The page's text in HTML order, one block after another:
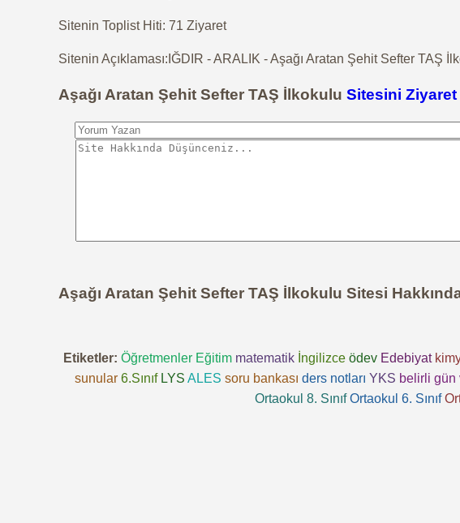
Sitenin Toplist Hiti: 71 Ziyaret
Sitenin Açıklaması:IĞDIR - ARALIK - Aşağı Aratan Şehit Sefter TAŞ
Aşağı Aratan Şehit Sefter TAŞ İlkokulu Sitesini Ziyaret
Aşağı Aratan Şehit Sefter TAŞ İlkokulu Sitesi
Etiketler: Öğretmenler Eğitim matematik İngilizce ödev Edebiyat
sunular 6.Sınıf LYS ALES soru bankası ders notları YKS belirli gün
Ortaokul 8. Sınıf Ortaokul 6. Sınıf